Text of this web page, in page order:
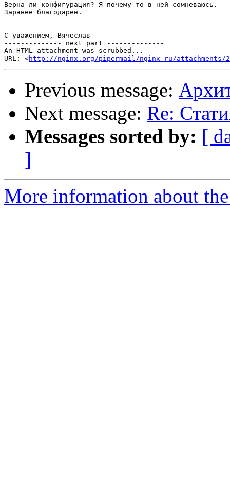
Верна ли конфигурация? Я почему-то в ней сомневаюсь.
Заранее благодарен.
--
С уважением, Вячеслав
-------------- next part --------------
An HTML attachment was scrubbed...
URL: <http://nginx.org/pipermail/nginx-ru/attachments/
Previous message:
Next message: Re:
Messages sorted by: [
]
More information about